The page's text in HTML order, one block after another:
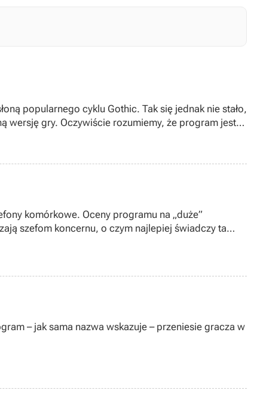
popularnego cyklu Gothic. Tak się jednak nie stało,
wersję gry. Oczywiście rozumiemy, że program jest
komórkowe. Oceny programu na „duże”
– jak sama nazwa wskazuje – przeniesie gracza w